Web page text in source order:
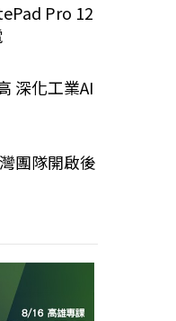
Pro 12
深化工業AI
團隊開啟後